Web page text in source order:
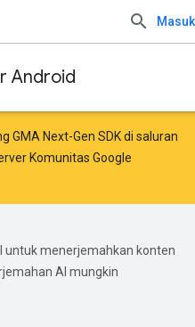
Masuk
Android
GMA Next-Gen SDK di saluran
Komunitas Google
untuk menerjemahkan konten
AI mungkin